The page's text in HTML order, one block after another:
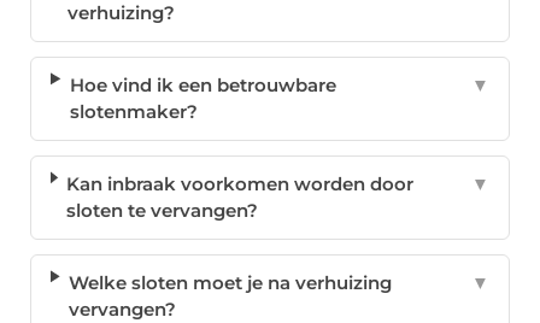
verhuizing?
Hoe vind ik een betrouwbare
slotenmaker?
▼
Kan inbraak voorkomen worden door
sloten te vervangen?
▼
Welke sloten moet je na verhuizing
vervangen?
▼